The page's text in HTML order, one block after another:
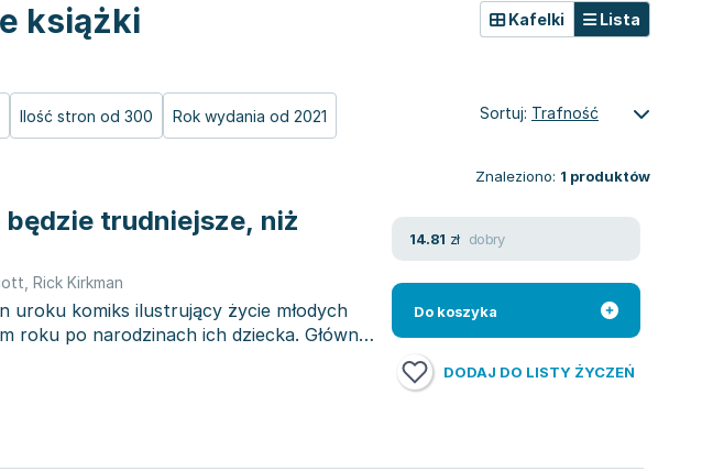
książki
Ilość stron od 300 Rok wydania od 2021
Kafelki Lista
Sortuj: Trafność
Znaleziono: 1 produktów
będzie trudniejsze, niż
Rick Kirkman
uroku komiks ilustrujący życie młodych
roku po narodzinach ich dziecka. Główne
14.81 zł dobry
Do koszyka
DODAJ DO LISTY ŻYCZEŃ